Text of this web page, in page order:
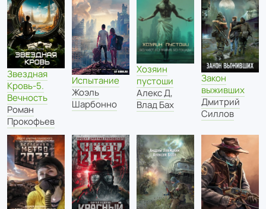
Звездная
Кровь-5.
Вечность
Роман
Прокофьев
Испытание
Жоэль
Шарбонно
Хозяин
пустоши
Алекс Д,
Влад Бах
Закон
выживших
Дмитрий
Силлов